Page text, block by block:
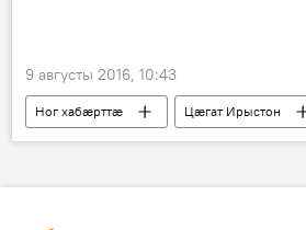
9 августы 2016, 10:43
Ног хабӕрттӕ Цӕгат Ирыстон